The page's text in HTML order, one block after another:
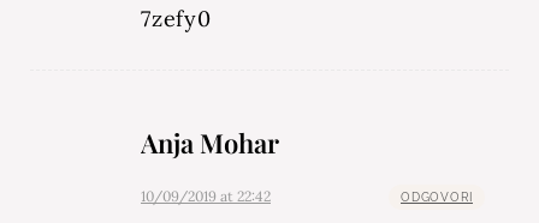
7zefy0
Anja Mohar
10/09/2019 at 22:42 ODGOVORI